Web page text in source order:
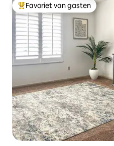
Topfavoriet van gasten
Favoriet van gasten